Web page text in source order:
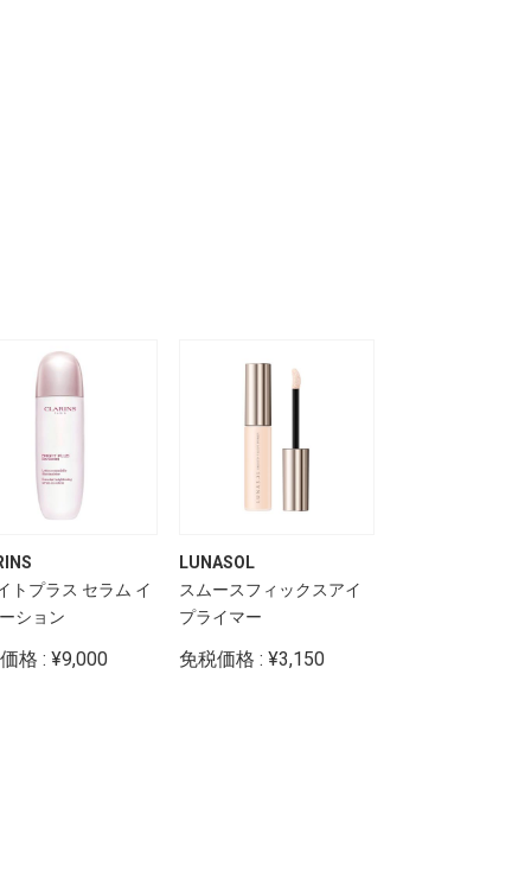
トプラス セラム イ
ション
格 : ¥9,000
LUNASOL
スムースフィックスアイ
プライマー
免税価格 : ¥3,150